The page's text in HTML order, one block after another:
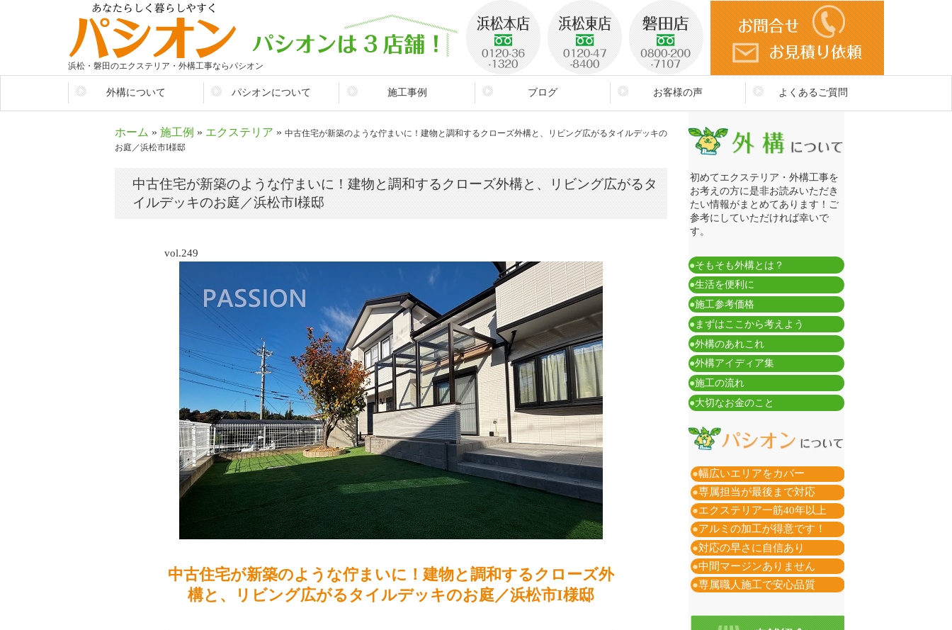
浜松・磐田のエクステリア・外構工事ならパシオン
外構について
生活を便利に
まずはここから考えよう
外構アイディア集
パシオンについて
スタッフ紹介
施工事例 ブログ お客様の声 よくあるご質問
ホーム » 施工例 » エクステリア » 中古住宅が新築のような佇まいに！建物と調和するクローズ外構と、リビング広がるタイルデッキの
お庭／浜松市I様邸
中古住宅が新築のような佇まいに！建物と調和するクローズ外構と、リビング広がるタ
イルデッキのお庭／浜松市I様邸
vol.249
中古住宅が新築のような佇まいに！建物と調和するクローズ外
構と、リビング広がるタイルデッキのお庭／浜松市I様邸
初めてエクステリア・外構工事を
お考えの方に是非お読みいただき
たい情報がまとめてあります！ご
参考にしていただければ幸いで
す。
●そもそも外構とは？
●生活を便利に
●施工参考価格
● まずはここから考えよう
●外構のあれこれ
●外構アイディア集
●施工の流れ
●大切なお金のこと
●幅広いエリアをカバー
●専属担当が最後まで対応
●エクステリア一筋40年以上
●アルミの加工が得意です！
●対応の早さに自信あり
●中間マージンありません
●専属職人施工で安心品質